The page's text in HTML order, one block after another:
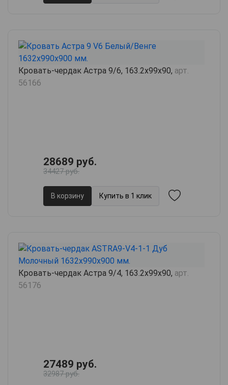
Кровать-чердак Астра 9/6, 163.2х99х90, арт.
56166
28689 руб.
34427 руб.
В корзину Купить в 1 клик
Кровать-чердак Астра 9/4, 163.2х99х90, арт.
56176
27489 руб.
32987 руб.